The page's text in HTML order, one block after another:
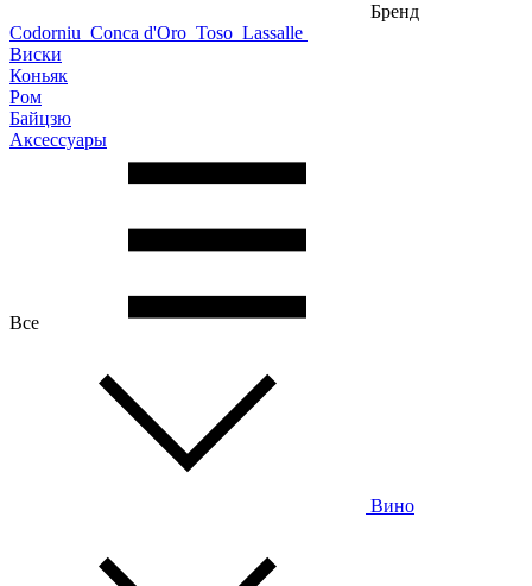
Бренд
Codorniu Conca d'Oro Toso Lassalle
Виски
Коньяк
Ром
Байцзю
Аксессуары
Все
Вино